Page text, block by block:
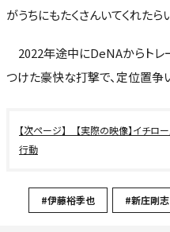
がうちにもたくさんいてくれたら
2022年途中にDeNAからトレ
つけた豪快な打撃で、定位置争
【実際の映像】イチロ
行動
#伊藤裕季也 #新庄剛志